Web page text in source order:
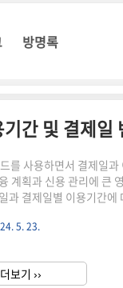
방명록
간 및 결제일
를 사용하면서 결제일
계획과 신용 관리에 큰
과 결제일별 이용기간
27일까지 중 선택할 수
카드 사용 내역이 다음
사용을 보다 효율적으로
5. 23.
더보기 ››